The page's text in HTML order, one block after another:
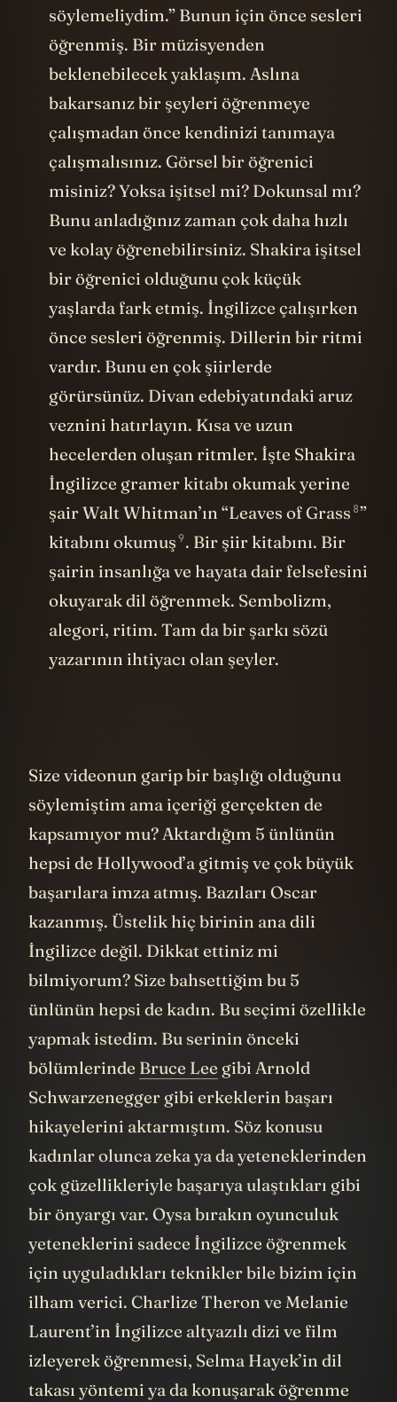
söylemeliydim.” Bunun için önce sesleri
öğrenmiş. Bir müzisyenden
beklenebilecek yaklaşım. Aslına
bakarsanız bir şeyleri öğrenmeye
çalışmadan önce kendinizi tanımaya
çalışmalısınız. Görsel bir öğrenici
misiniz? Yoksa işitsel mi? Dokunsal mı?
Bunu anladığınız zaman çok daha hızlı
ve kolay öğrenebilirsiniz. Shakira işitsel
bir öğrenici olduğunu çok küçük
yaşlarda fark etmiş. İngilizce çalışırken
önce sesleri öğrenmiş. Dillerin bir ritmi
vardır. Bunu en çok şiirlerde
görürsünüz. Divan edebiyatındaki aruz
veznini hatırlayın. Kısa ve uzun
hecelerden oluşan ritmler. İşte Shakira
İngilizce gramer kitabı okumak yerine
şair Walt Whitman’ın “Leaves of Grass 8”
kitabını okumuş 9. Bir şiir kitabını. Bir
şairin insanlığa ve hayata dair felsefesini
okuyarak dil öğrenmek. Sembolizm,
alegori, ritim. Tam da bir şarkı sözü
yazarının ihtiyacı olan şeyler.
Size videonun garip bir başlığı olduğunu
söylemiştim ama içeriği gerçekten de
kapsamıyor mu? Aktardığım 5 ünlünün
hepsi de Hollywood’a gitmiş ve çok büyük
başarılara imza atmış. Bazıları Oscar
kazanmış. Üstelik hiç birinin ana dili
İngilizce değil. Dikkat ettiniz mi
bilmiyorum? Size bahsettiğim bu 5
ünlünün hepsi de kadın. Bu seçimi özellikle
yapmak istedim. Bu serinin önceki
bölümlerinde Bruce Lee gibi Arnold
Schwarzenegger gibi erkeklerin başarı
hikayelerini aktarmıştım. Söz konusu
kadınlar olunca zeka ya da yeteneklerinden
çok güzellikleriyle başarıya ulaştıkları gibi
bir önyargı var. Oysa bırakın oyunculuk
yeteneklerini sadece İngilizce öğrenmek
için uyguladıkları teknikler bile bizim için
ilham verici. Charlize Theron ve Melanie
Laurent’in İngilizce altyazılı dizi ve film
izleyerek öğrenmesi, Selma Hayek’in dil
takası yöntemi ya da konuşarak öğrenme